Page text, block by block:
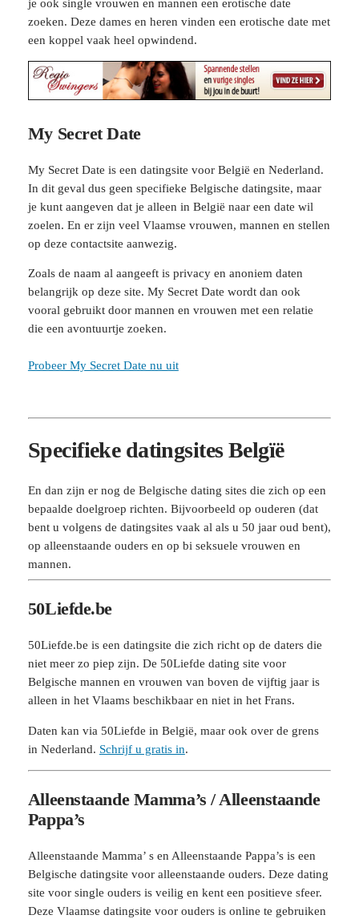
je ook single vrouwen en mannen een erotische date
zoeken. Deze dames en heren vinden een erotische date met
een koppel vaak heel opwindend.
My Secret Date
My Secret Date is een datingsite voor België en Nederland.
In dit geval dus geen specifieke Belgische datingsite, maar
je kunt aangeven dat je alleen in België naar een date wil
zoelen. En er zijn veel Vlaamse vrouwen, mannen en stellen
op deze contactsite aanwezig.
Zoals de naam al aangeeft is privacy en anoniem daten
belangrijk op deze site. My Secret Date wordt dan ook
vooral gebruikt door mannen en vrouwen met een relatie
die een avontuurtje zoeken.
Probeer My Secret Date nu uit
Specifieke datingsites Belgïë
En dan zijn er nog de Belgische dating sites die zich op een
bepaalde doelgroep richten. Bijvoorbeeld op ouderen (dat
bent u volgens de datingsites vaak al als u 50 jaar oud bent),
op alleenstaande ouders en op bi seksuele vrouwen en
mannen.
50Liefde.be
50Liefde.be is een datingsite die zich richt op de daters die
niet meer zo piep zijn. De 50Liefde dating site voor
Belgische mannen en vrouwen van boven de vijftig jaar is
alleen in het Vlaams beschikbaar en niet in het Frans.
Daten kan via 50Liefde in België, maar ook over de grens
in Nederland. Schrijf u gratis in.
Alleenstaande Mamma’s / Alleenstaande
Pappa’s
Alleenstaande Mamma’ s en Alleenstaande Pappa’s is een
Belgische datingsite voor alleenstaande ouders. Deze dating
site voor single ouders is veilig en kent een positieve sfeer.
Deze Vlaamse datingsite voor ouders is online te gebruiken